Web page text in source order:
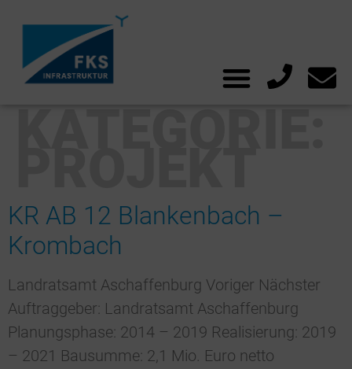
KR AB 12 Blankenbach –
Krombach
Landratsamt Aschaffenburg Voriger Nächster
Auftraggeber: Landratsamt Aschaffenburg
Planungsphase: 2014 – 2019 Realisierung: 2019
– 2021 Bausumme: 2,1 Mio. Euro netto